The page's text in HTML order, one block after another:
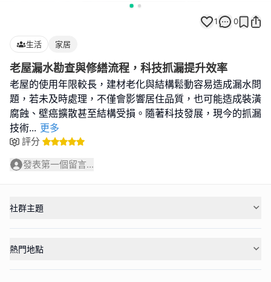
1 0
生活 家居
老屋漏水勘查與修繕流程，科技抓漏提升效率
老屋的使用年限較長，建材老化與結構鬆動容易造成漏水問
題，若未及時處理，不僅會影響居住品質，也可能造成裝潢
腐蝕、壁癌擴散甚至結構受損。隨著科技發展，現今的抓漏
技術... 更多
評分
發表第一個留言...
社群主題
熱門地點